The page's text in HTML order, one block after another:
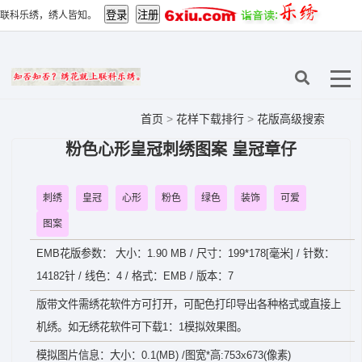
联科乐绣，绣人皆知。
首页 > 花样下载排行 > 花版高级搜索
粉色心形皇冠刺绣图案 皇冠章仔
刺绣 皇冠 心形 粉色 绿色 装饰 可爱
图案
EMB花版参数： 大小：1.90 MB / 尺寸：199*178[毫米] / 针数：
14182针 / 线色：4 / 格式：EMB / 版本：7
版带文件需绣花软件方可打开，可配色打印导出各种格式或直接上
机绣。如无绣花软件可下载1：1模拟效果图。
模拟图片信息：大小：0.1(MB) /图宽*高:753x673(像素)